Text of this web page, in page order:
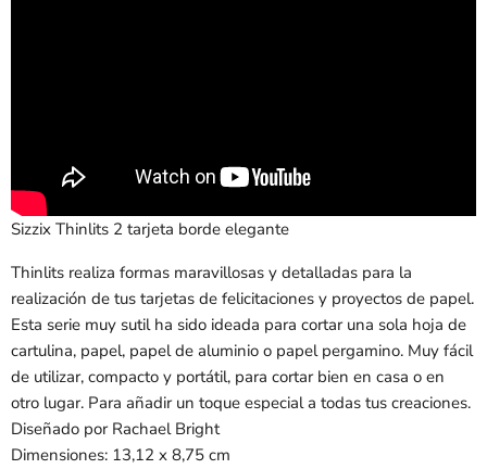
Sizzix Thinlits 2 tarjeta borde elegante
Thinlits realiza formas maravillosas y detalladas para la
realización de tus tarjetas de felicitaciones y proyectos de papel.
Esta serie muy sutil ha sido ideada para cortar una sola hoja de
cartulina, papel, papel de aluminio o papel pergamino. Muy fácil
de utilizar, compacto y portátil, para cortar bien en casa o en
otro lugar. Para añadir un toque especial a todas tus creaciones.
Diseñado por Rachael Bright
Dimensiones: 13,12 x 8,75 cm